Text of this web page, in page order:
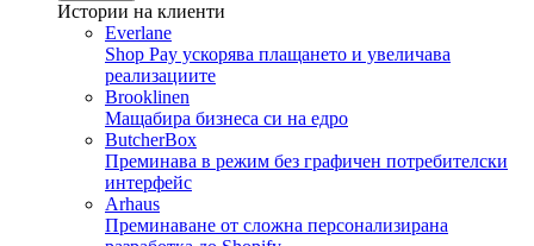
Истории на клиенти
Everlane
Shop Pay ускорява плащането и увеличава
реализациите
Brooklinen
Мащабира бизнеса си на едро
ButcherBox
Преминава в режим без графичен потребителски
интерфейс
Arhaus
Преминаване от сложна персонализирана